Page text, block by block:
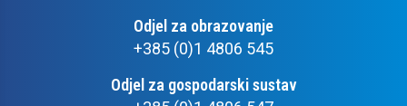
Odjel za obrazovanje
+385 (0)1 4806 545
Odjel za gospodarski sustav